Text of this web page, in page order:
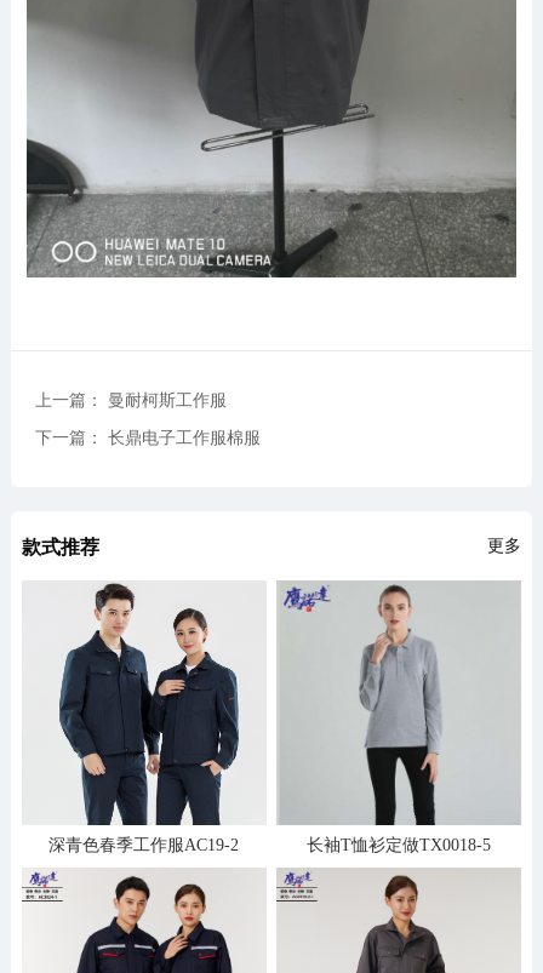
上一篇： 曼耐柯斯工作服
下一篇： 长鼎电子工作服棉服
款式推荐 更多
深青色春季工作服AC19-2 长袖T恤衫定做TX0018-5